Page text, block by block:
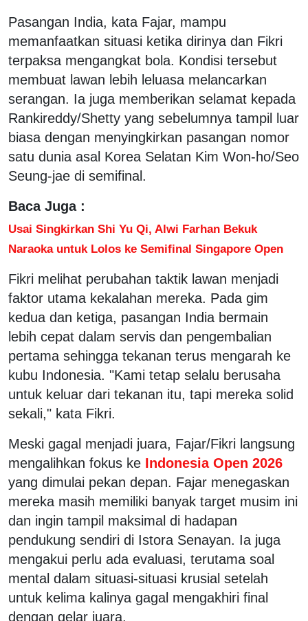
Pasangan India, kata Fajar, mampu
memanfaatkan situasi ketika dirinya dan Fikri
terpaksa mengangkat bola. Kondisi tersebut
membuat lawan lebih leluasa melancarkan
serangan. Ia juga memberikan selamat kepada
Rankireddy/Shetty yang sebelumnya tampil luar
biasa dengan menyingkirkan pasangan nomor
satu dunia asal Korea Selatan Kim Won-ho/Seo
Seung-jae di semifinal.
Baca Juga :
Usai Singkirkan Shi Yu Qi, Alwi Farhan Bekuk
Naraoka untuk Lolos ke Semifinal Singapore Open
Fikri melihat perubahan taktik lawan menjadi
faktor utama kekalahan mereka. Pada gim
kedua dan ketiga, pasangan India bermain
lebih cepat dalam servis dan pengembalian
pertama sehingga tekanan terus mengarah ke
kubu Indonesia. "Kami tetap selalu berusaha
untuk keluar dari tekanan itu, tapi mereka solid
sekali," kata Fikri.
Meski gagal menjadi juara, Fajar/Fikri langsung
mengalihkan fokus ke Indonesia Open 2026
yang dimulai pekan depan. Fajar menegaskan
mereka masih memiliki banyak target musim ini
dan ingin tampil maksimal di hadapan
pendukung sendiri di Istora Senayan. Ia juga
mengakui perlu ada evaluasi, terutama soal
mental dalam situasi-situasi krusial setelah
untuk kelima kalinya gagal mengakhiri final
dengan gelar juara.